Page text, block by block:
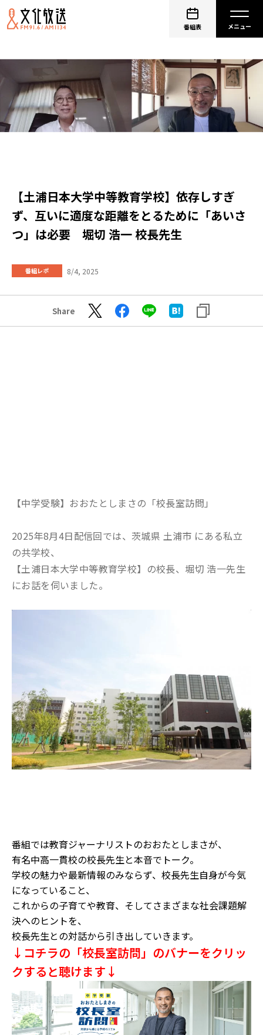
番組表
【土浦日本大学中等教育学校】依存しすぎ
ず、互いに適度な距離をとるために「あいさ
つ」は必要 堀切 浩一 校長先生
番組レポ 8/4, 2025
Share
【中学受験】おおたとしまさの「校長室訪問」
2025年8月4日配信回では、茨城県 土浦市 にある私立
の共学校、
【土浦日本大学中等教育学校】の校長、堀切 浩一先生
にお話を伺いました。
番組では教育ジャーナリストのおおたとしまさが、
有名中高一貫校の校長先生と本音でトーク。
学校の魅力や最新情報のみならず、校長先生自身が今気
になっていること、
これからの子育てや教育、そしてさまざまな社会課題解
決へのヒントを、
校長先生との対話から引き出していきます。
↓コチラの「校長室訪問」のバナーをクリッ
クすると聴けます↓